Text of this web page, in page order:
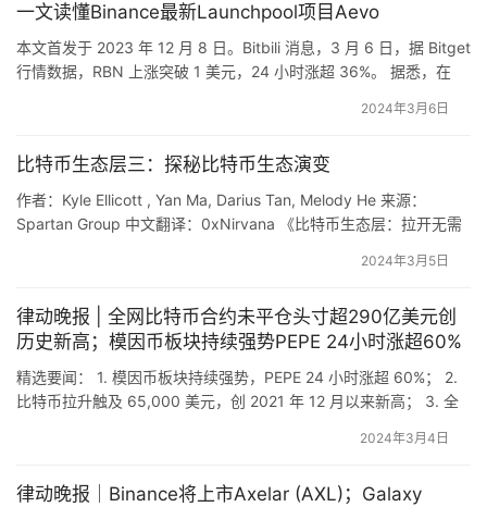
一文读懂Binance最新Launchpool项目Aevo
本文首发于 2023 年 12 月 8 日。Bitbili 消息，3 月 6 日，据 Bitget
行情数据，RBN 上涨突破 1 美元，24 小时涨超 36%。 据悉，在
AEVO。用户可以在 2024 年 03 月 08 日 08:00（东八区时间）后
2024年3月6日
比特币生态层三：探秘比特币生态演变
作者：Kyle Ellicott , Yan Ma, Darius Tan, Melody He 来源：
Spartan Group 中文翻译：0xNirvana 《比特币生态层：拉开无需
究报告。本报告由 Spartan Group 团队、Kyle Ellicott 以及多位提
2024年3月5日
律动晚报 | 全网比特币合约未平仓头寸超290亿美元创
历史新高；模因币板块持续强势PEPE 24小时涨超60%
精选要闻： 1. 模因币板块持续强势，PEPE 24 小时涨超 60%； 2.
比特币拉升触及 65,000 美元，创 2021 年 12 月以来新高； 3. 全
NFT 7 日交易额超越以太坊 NFT，达 1.68 亿美元； 5. 近 2 亿美元
2024年3月4日
律动晚报｜Binance将上市Axelar (AXL)；Galaxy